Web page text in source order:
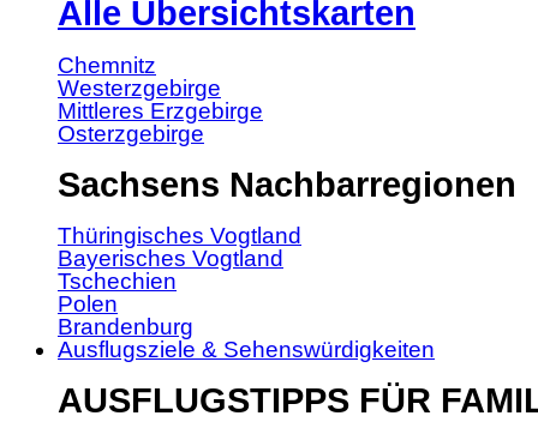
Alle Übersichtskarten
Chemnitz
Westerzgebirge
Mittleres Erzgebirge
Osterzgebirge
Sachsens Nachbarregionen
Thüringisches Vogtland
Bayerisches Vogtland
Tschechien
Polen
Brandenburg
Ausflugsziele & Sehenswürdigkeiten
AUSFLUGSTIPPS FÜR